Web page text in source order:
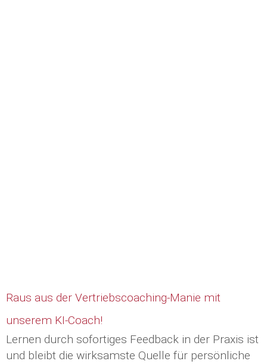
Raus aus der Vertriebscoaching-Manie mit
unserem KI-Coach!
Lernen durch sofortiges Feedback in der Praxis ist
und bleibt die wirksamste Quelle für persönliche